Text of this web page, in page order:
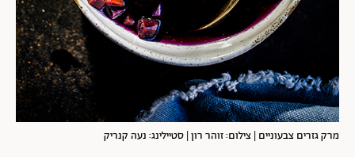
מרק גזרים צבעוניים | צילום: זוהר רון | סטיילינג: נעה קנריק